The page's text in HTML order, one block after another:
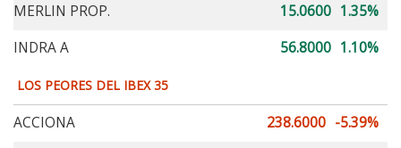
MERLIN PROP.
15.0600 1.35%
INDRA A
56.8000 1.10%
LOS PEORES DEL IBEX 35
ACCIONA 238.6000 -5.39%